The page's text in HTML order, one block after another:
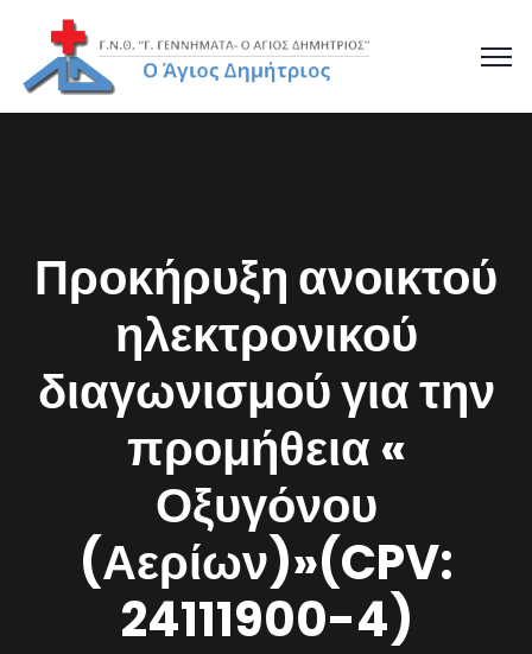
Προκήρυξη ανοικτού
ηλεκτρονικού
διαγωνισμού για την
προμήθεια «
Οξυγόνου
(Αερίων)»(CPV:
24111900-4)